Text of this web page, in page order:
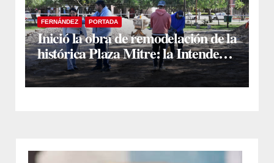
FERNÁNDEZ PORTADA
Inició la obra de remodelación de la
histórica Plaza Mitre: la Intendente
Yanina Iturre supervisó los
primeros trabajos